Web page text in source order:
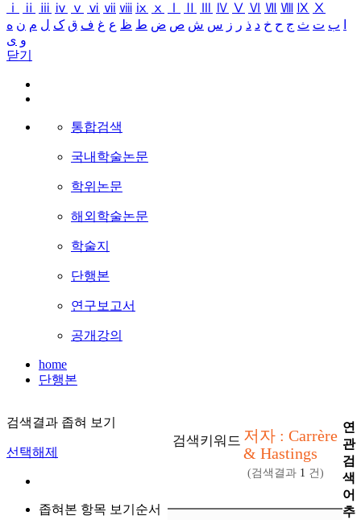
ⅰ
ⅱ ⅲ ⅳ ⅴ ⅵ ⅶ ⅷ ⅸ ⅹ Ⅳ Ⅴ Ⅵ Ⅶ Ⅷ Ⅸ Ⅹ
ب ت ث ج ح خ د ذ ر ز س ش ص ض ط ظ ع غ ف ق ک ل م ن ه
و ی
닫기
통합검색
국내학술논문
학위논문
해외학술논문
학술지
단행본
연구보고서
공개강의
home
단행본
검색결과 좁혀 보기
선택해제
좁혀본 항목 보기순서
검색키워드 저자 : Carrère
& Hastings
(검색결과 1 건)
연
관
검
색
어
추